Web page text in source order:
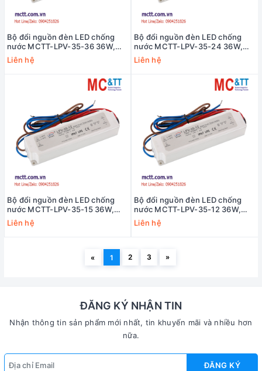
Bộ đổi nguồn đèn LED chống
nước MCTT-LPV-35-36 36W,
36VDC, 1A
Liên hệ
Bộ đổi nguồn đèn LED chống
nước MCTT-LPV-35-24 36W,
24VDC, 1.5A
Liên hệ
Bộ đổi nguồn đèn LED chống
nước MCTT-LPV-35-15 36W,
15VDC, 2.4A
Liên hệ
Bộ đổi nguồn đèn LED chống
nước MCTT-LPV-35-12 36W,
12VDC, 3A
Liên hệ
« 1 2 3 »
ĐĂNG KÝ NHẬN TIN
Nhận thông tin sản phẩm mới nhất, tin khuyến mãi và nhiều hơn
nữa.
ĐĂNG KÝ